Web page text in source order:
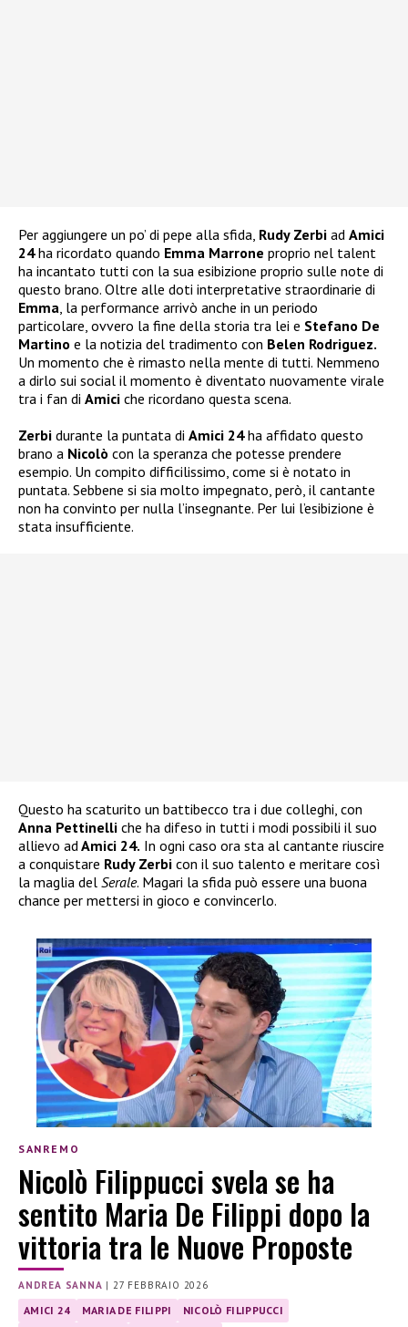
Per aggiungere un po’ di pepe alla sfida, Rudy Zerbi ad Amici
24ha ricordato quando Emma Marrone proprio nel talent
ha incantato tutti con la sua esibizione proprio sulle note di
questo brano. Oltre alle doti interpretative straordinarie di
Emma, la performance arrivò anche in un periodo
particolare, ovvero la fine della storia tra lei e Stefano De
Martino e la notizia del tradimento con Belen Rodriguez.
Un momento che è rimasto nella mente di tutti. Nemmeno
a dirlo sui social il momento è diventato nuovamente virale
tra i fan di Amici che ricordano questa scena.
Zerbi durante la puntata di Amici 24ha affidato questo
brano a Nicolò con la speranza che potesse prendere
esempio. Un compito difficilissimo, come si è notato in
puntata. Sebbene si sia molto impegnato, però, il cantante
non ha convinto per nulla l’insegnante. Per lui l’esibizione è
stata insufficiente.
Questo ha scaturito un battibecco tra i due colleghi, con
Anna Pettinelli che ha difeso in tutti i modi possibili il suo
allievo adAmici 24. In ogni caso ora sta al cantante riuscire
a conquistare Rudy Zerbi con il suo talento e meritare così
la maglia del Serale. Magari la sfida può essere una buona
chance per mettersi in gioco e convincerlo.
SANREMO
Nicolò Filippucci svela se ha
sentito Maria De Filippi dopo la
vittoria tra le Nuove Proposte
ANDREA SANNA | 27 FEBBRAIO 2026
AMICI 24 MARIA DE FILIPPI
NICOLÒ FILIPPUCCI